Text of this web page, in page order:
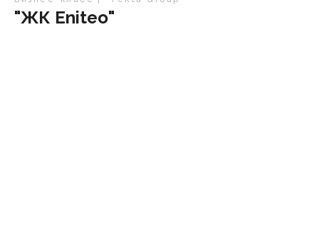
"ЖК Eniteo"